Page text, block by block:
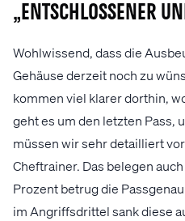
„Entschlossener
Wohlwissend, dass die
Gehäuse derzeit noch zu
kommen viel klarer dorthin,
geht es um den letzten Pass,
müssen wir sehr detailliert
Cheftrainer. Das belegen
Prozent betrug die
im Angriffsdrittel sank diese